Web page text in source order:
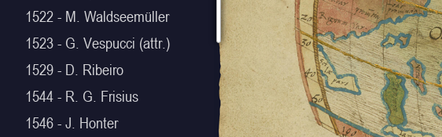
1522 - M. Waldseemüller
1523 - G. Vespucci (attr.)
1529 - D. Ribeiro
1544 - R. G. Frisius
1546 - J. Honter